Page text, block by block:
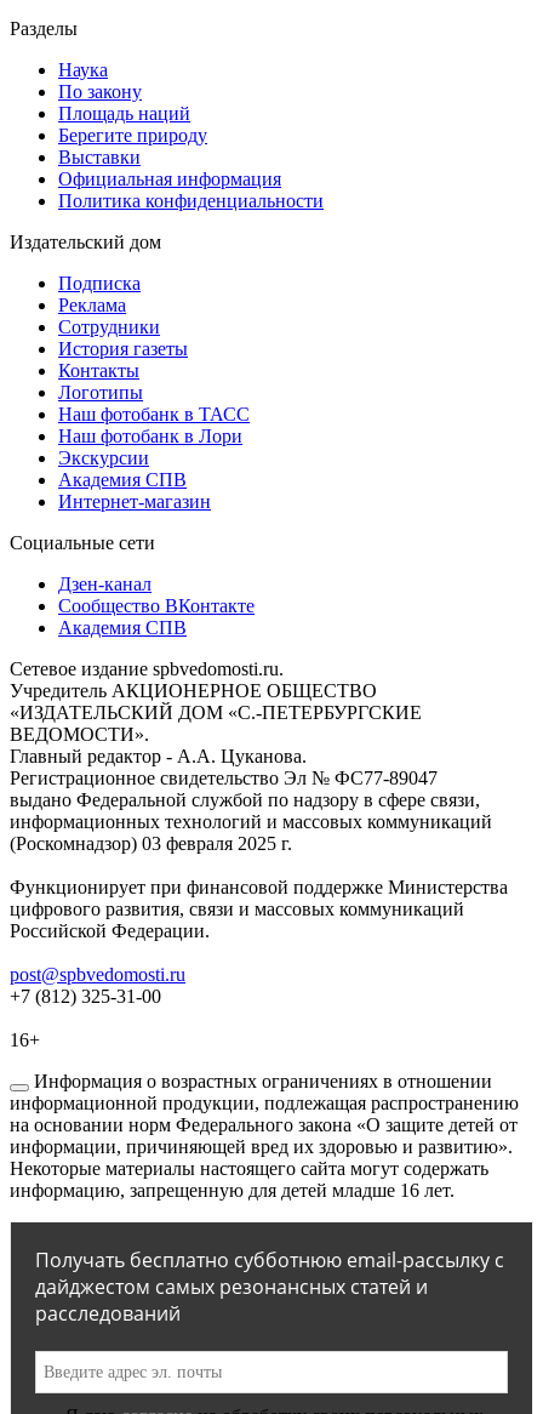
Разделы
Наука
По закону
Площадь наций
Берегите природу
Выставки
Официальная информация
Политика конфиденциальности
Издательский дом
Подписка
Реклама
Сотрудники
История газеты
Контакты
Логотипы
Наш фотобанк в ТАСС
Наш фотобанк в Лори
Экскурсии
Академия СПВ
Интернет-магазин
Социальные сети
Дзен-канал
Сообщество ВКонтакте
Академия СПВ
Сетевое издание spbvedomosti.ru.
Учредитель АКЦИОНЕРНОЕ ОБЩЕСТВО
«ИЗДАТЕЛЬСКИЙ ДОМ «С.-ПЕТЕРБУРГСКИЕ
ВЕДОМОСТИ».
Главный редактор - А.А. Цуканова.
Регистрационное свидетельство Эл № ФС77-89047
выдано Федеральной службой по надзору в сфере связи,
информационных технологий и массовых коммуникаций
(Роскомнадзор) 03 февраля 2025 г.
Функционирует при финансовой поддержке Министерства
цифрового развития, связи и массовых коммуникаций
Российской Федерации.
post@spbvedomosti.ru
+7 (812) 325-31-00
16+
Информация о возрастных ограничениях в отношении
информационной продукции, подлежащая распространению
на основании норм Федерального закона «О защите детей от
информации, причиняющей вред их здоровью и развитию».
Некоторые материалы настоящего сайта могут содержать
информацию, запрещенную для детей младше 16 лет.
Получать бесплатно субботнюю email-рассылку с
дайджестом самых резонансных статей и
расследований